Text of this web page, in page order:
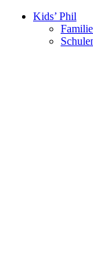
Kids’ Phil